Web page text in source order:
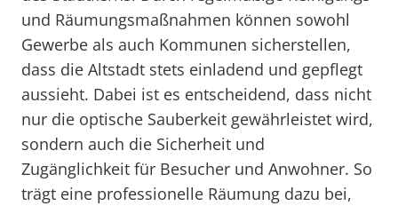
und Räumungsmaßnahmen können sowohl
Gewerbe als auch Kommunen sicherstellen,
dass die Altstadt stets einladend und gepflegt
aussieht. Dabei ist es entscheidend, dass nicht
nur die optische Sauberkeit gewährleistet wird,
sondern auch die Sicherheit und
Zugänglichkeit für Besucher und Anwohner. So
trägt eine professionelle Räumung dazu bei,